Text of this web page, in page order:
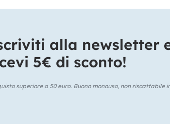
alla newsletter
5€ di sconto!​
superiore a 50 euro. Buono monouso, non riscattabile